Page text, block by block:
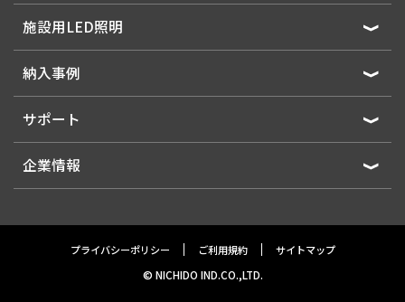
施設用LED照明
納入事例
サポート
企業情報
プライバシーポリシー ご利用規約 サイトマップ
© NICHIDO IND.CO.,LTD.